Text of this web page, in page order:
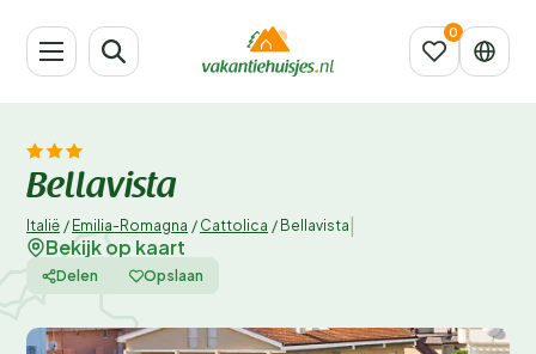
Bellavista
Italië / Emilia-Romagna / Cattolica / Bellavista
Bekijk op kaart
Delen Opslaan